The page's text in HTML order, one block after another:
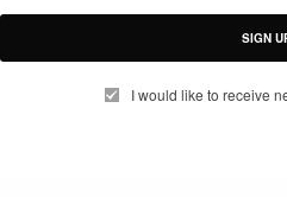
SIGN
I would like to receive